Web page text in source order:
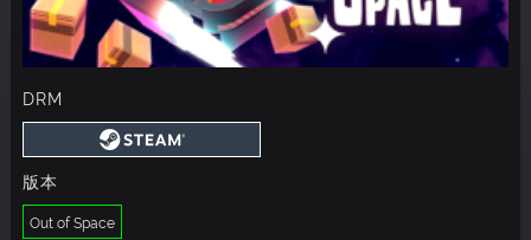
DRM
版本
Out of Space